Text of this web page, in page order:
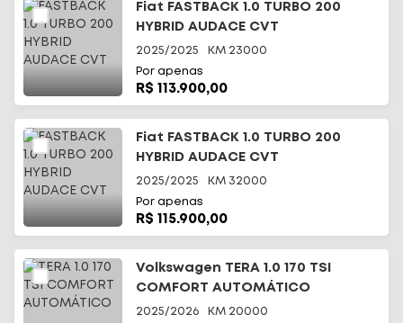
Fiat FASTBACK 1.0 TURBO 200
HYBRID AUDACE CVT
2025/2025 KM 23000
Por apenas
R$ 113.900,00
Fiat FASTBACK 1.0 TURBO 200
HYBRID AUDACE CVT
2025/2025 KM 32000
Por apenas
R$ 115.900,00
Volkswagen TERA 1.0 170 TSI
COMFORT AUTOMÁTICO
2025/2026 KM 20000